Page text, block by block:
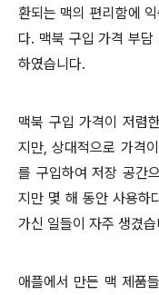
환되는 맥의 편리함에
다. 맥북 구입 가격 부
하였습니다.
맥북 구입 가격이 저렴
지만, 상대적으로 가격
를 구입하여 저장 공간
지만 몇 해 동안 사용하
가신 일들이 자주 생겼습
애플에서 만든 맥 제품